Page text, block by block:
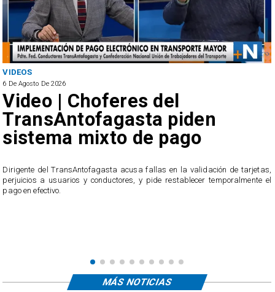
VIDEOS
6 De Agosto De 2026
Video | Choferes del
TransAntofagasta piden
sistema mixto de pago
​Dirigente del TransAntofagasta acusa fallas en la validación de tarjetas,
perjuicios a usuarios y conductores, y pide restablecer temporalmente el
pago en efectivo.
MÁS NOTICIAS